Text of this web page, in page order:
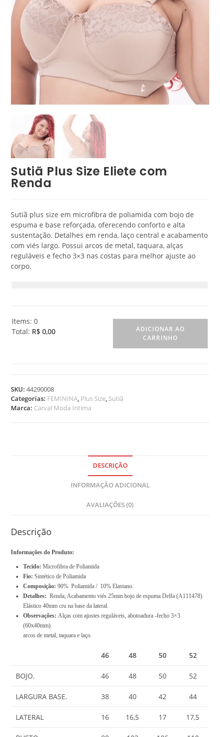
Sutiã Plus Size Eliete com
Renda
Sutiã plus size em microfibra de poliamida com bojo de
espuma e base reforçada, oferecendo conforto e alta
sustentação. Detalhes em renda, laço central e acabamento
com viés largo. Possui arcos de metal, taquara, alças
reguláveis e fecho 3×3 nas costas para melhor ajuste ao
corpo.
Items:0
Total: R$ 0,00
s
.
R
$
ADICIONAR AO
CARRINHO
SKU:44290008
Categorias: FEMININA Plus Size Sutiã
Marca: Carval Moda Intima
DESCRIÇÃO
INFORMAÇÃO ADICIONAL
AVALIAÇÕES (0)
Descrição
Informações do Produto:
Tecido: Microfibra de Poliamida
Fio: Sintético de Poliamida
Composição: 90% Poliamida / 10% Elastano.
Detalhes: Renda, Acabamento viés 25mm bojo de espuma Delfa (A111478)
Elástico 40mm cru na base da lateral.
Observações: Alças com ajustes reguláveis, abotoadura -fecho 3×3
(60x40mm).
arcos de metal, taquara e laço.
46 48 50 52
BOJO. 46 48 50 52
LARGURA BASE. 38 40 42 44
LATERAL 16 16,5 17 17,5